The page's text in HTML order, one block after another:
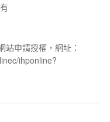
申請授權，網址：
ihponline?